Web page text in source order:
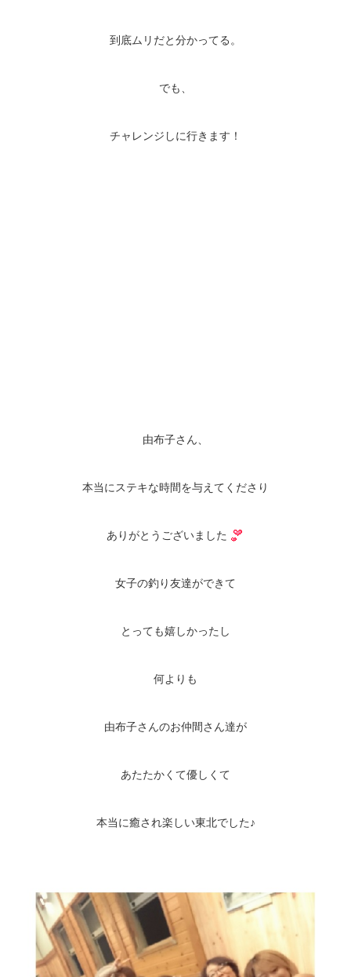
到底ムリだと分かってる。
でも、
チャレンジしに行きます！
由布子さん、
本当にステキな時間を与えてくださり
ありがとうございました
女子の釣り友達ができて
とっても嬉しかったし
何よりも
由布子さんのお仲間さん達が
あたたかくて優しくて
本当に癒され楽しい東北でした♪